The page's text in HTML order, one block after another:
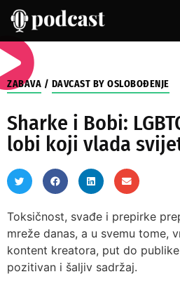
ZABAVA / DAVCAST BY OSLOBOĐENJE
Sharke i Bobi:
lobi koji vlada
Toksičnost, svađe i prepirke
mreže danas, a u svemu tome,
kontent kreatora, put do
pozitivan i šaljiv sadržaj.